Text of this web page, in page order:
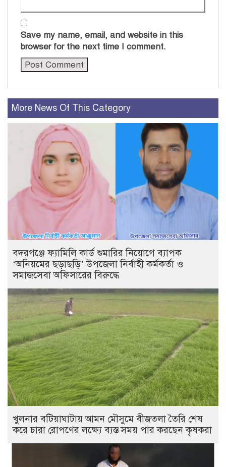
Save my name, email, and website in this
browser for the next time I comment.
More News Of This Category
‎বদরগঞ্জে ফ্যামিলি কার্ড শুমারির নিয়োগে ব্যাপক
‘অনিয়মের ছড়াছড়ি’ উপজেলা নির্বাহী কর্মকর্তা ও
সমাজসেবা অফিসারের বিরুদ্ধে
খুলনার বটিয়াঘাটায় আমন মৌসুমে বীজতলা তৈরি শেষ
করে চারা রোপণের লক্ষ্যে ব্যস্ত সময় পার করছেন কৃষকরা